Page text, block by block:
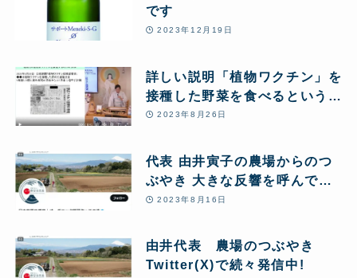
です
2023年12月19日
詳しい説明「植物ワクチン」を
接種した野菜を食べるというこ
とについて
2023年8月26日
代表 由井寅子の農場からのつ
ぶやき 大きな反響を呼んでい
ます 一部紹介
2023年8月16日
由井代表 農場のつぶやき
Twitter(X)で続々発信中!